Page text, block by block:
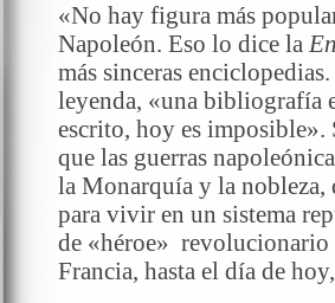
«No hay figura más
Napoleón. Eso lo dice la
más sinceras
leyenda, «una bibliografía
escrito, hoy es imposible».
que las guerras
la Monarquía y la nobleza,
para vivir en un sistema
de «héroe» revolucionario
Francia, hasta el día de